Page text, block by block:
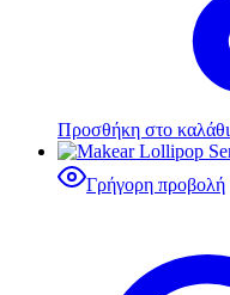
Προσθήκη στο καλάθι
Γρήγορη προβολή